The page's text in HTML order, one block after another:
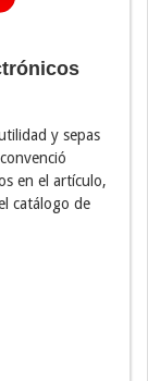
y sepas
en el artículo,
catálogo de